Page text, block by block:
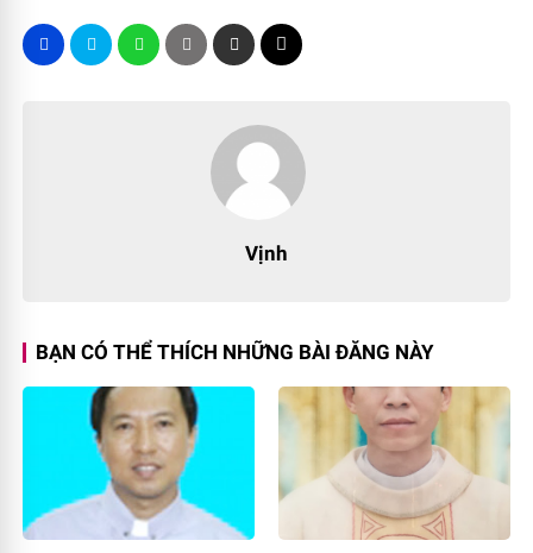
Vịnh
BẠN CÓ THỂ THÍCH NHỮNG BÀI ĐĂNG NÀY